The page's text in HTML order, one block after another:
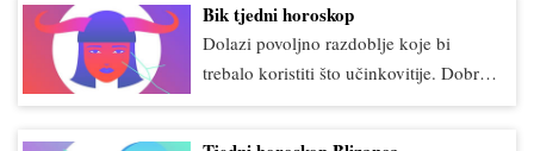
pričekati ili naći par pomoćnika koji će
preuzeti sve. Ali za postizanje željenog
rezultata potrebno je vaše odlučno
iz ugodnih misli o budućnosti na
Bik tjedni horoskop
Dolazi povoljno razdoblje koje bi
trebalo koristiti što učinkovitije. Dobro
je poduzimati neke važne i velike